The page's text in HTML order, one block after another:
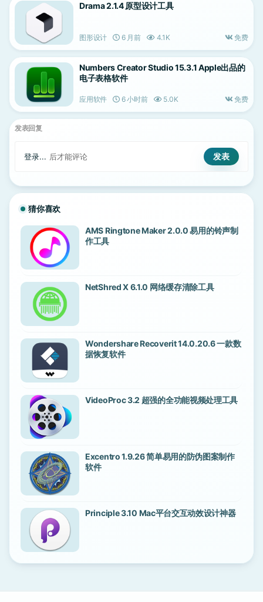
Drama 2.1.4 原型设计工具
图形设计 6 月前 4.1K 免费
Numbers Creator Studio 15.3.1 Apple出品的
电子表格软件
应用软件 6 小时前 5.0K 免费
发表回复
登录... 后才能评论
猜你喜欢
AMS Ringtone Maker 2.0.0 易用的铃声制
作工具
NetShred X 6.1.0 网络缓存清除工具
Wondershare Recoverit 14.0.20.6 一款数
据恢复软件
VideoProc 3.2 超强的全功能视频处理工具
Excentro 1.9.26 简单易用的防伪图案制作
软件
Principle 3.10 Mac平台交互动效设计神器